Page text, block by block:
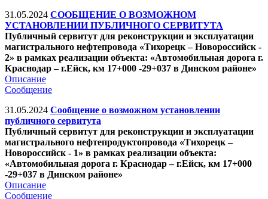
31.05.2024 СООБЩЕНИЕ О ВОЗМОЖНОМ
УСТАНОВЛЕНИИ ПУБЛИЧНОГО СЕРВИТУТА
Публичный сервитут для реконструкции и эксплуатации
магистрального нефтепровода «Тихорецк – Новороссийск -
2» в рамках реализации объекта: «Автомобильная дорога г.
Краснодар – г.Ейск, км 17+000 -29+037 в Динском районе»
Описание
Сообщение
31.05.2024 Сообщение о возможном установлении
публичного сервитута
Публичный сервитут для реконструкции и эксплуатации
магистрального нефтепродуктопровода «Тихорецк –
Новороссийск - 1» в рамках реализации объекта:
«Автомобильная дорога г. Краснодар – г.Ейск, км 17+000
-29+037 в Динском районе»
Описание
Сообщение